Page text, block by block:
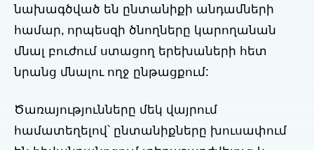
նախագծված են ընտանիքի անդամների
համար, որպեսզի ծնողները կարողանան
մնալ բուժում ստացող երեխաների հետ
նրանց մնալու ողջ ընթացքում:
Ծառայությունները մեկ վայրում
համատեղելով՝ ընտանիքները խուսափում